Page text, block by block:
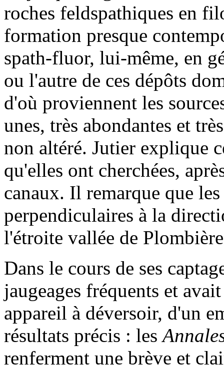
roches feldspathiques en
formation presque
spath-fluor, lui-même, en
ou l'autre de ces dépôts
d'où proviennent les
unes, très abondantes et
non altéré. Jutier explique
qu'elles ont cherchées,
canaux. Il remarque que
perpendiculaires à la
l'étroite vallée de
Dans le cours de ses
jaugeages fréquents et
appareil à déversoir, d'un
résultats précis : les
renferment une brève et